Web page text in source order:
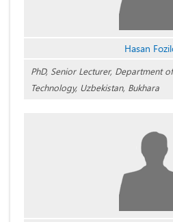
Hasan
PhD, Senior Lecturer, Department
Technology, Uzbekistan, Bukhara